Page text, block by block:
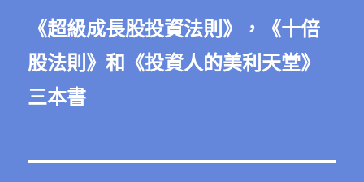
《超級成長股投資法則》，《十倍
股法則》和《投資人的美利天堂》
三本書